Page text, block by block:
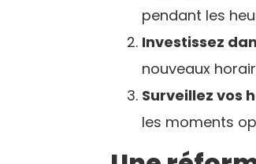
pendant les
Investissez
nouveaux
Surveillez vos
les moments